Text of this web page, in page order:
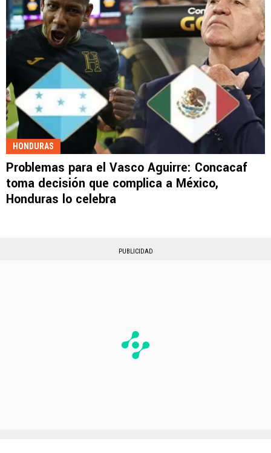
HONDURAS
Problemas para el Vasco Aguirre: Concacaf
toma decisión que complica a México,
Honduras lo celebra
PUBLICIDAD